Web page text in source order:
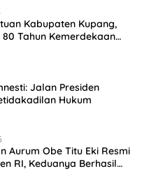
Kabupaten Kupang,
Tahun Kemerdekaan
Jalan Presiden
Hukum
Aurum Obe Titu Eki Resmi
RI, Keduanya Berhasil